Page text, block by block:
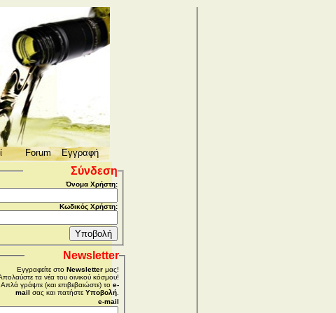
σταφυλιών
οίνων
Forum Εγγραφή
Σύνδεση
Όνομα Χρήστη:
Κωδικός Χρήστη:
Newsletter
Εγγραφείτε στοNewsletter μας!
τα νέα του οινικού κόσμου!
Απλά γράψτε (και επιβεβαιώστε) τοe-
mail σας και πατήστεΥποβολή
e-mail